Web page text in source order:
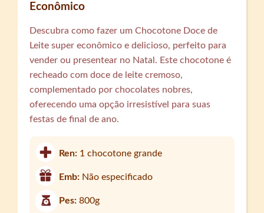
Econômico
Descubra como fazer um Chocotone Doce de
Leite super econômico e delicioso, perfeito para
vender ou presentear no Natal. Este chocotone é
recheado com doce de leite cremoso,
complementado por chocolates nobres,
oferecendo uma opção irresistível para suas
festas de final de ano.
Ren: 1 chocotone grande
Emb: Não especificado
Pes:800g